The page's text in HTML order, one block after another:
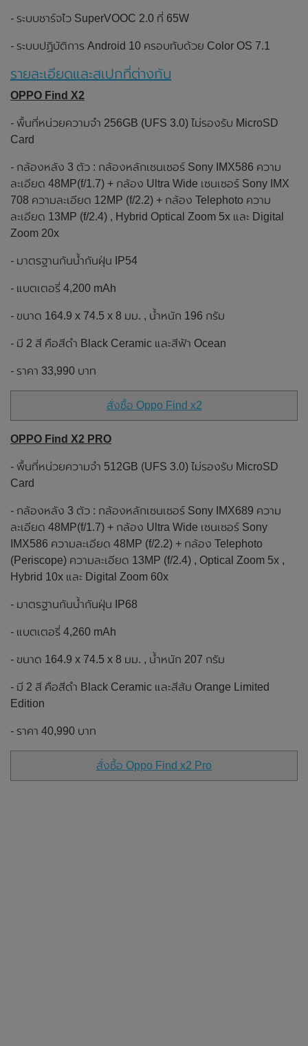
- ระบบชาร์จไว SuperVOOC 2.0 ที่ 65W
- ระบบปฏิบัติการ Android 10 ครอบทับด้วย Color OS 7.1
รายละเอียดและสเปกที่ต่างกัน
OPPO Find X2
- พื้นที่หน่วยความจำ 256GB (UFS 3.0) ไม่รองรับ MicroSD
Card
- กล้องหลัง 3 ตัว : กล้องหลักเซนเซอร์ Sony IMX586 ความ
ละเอียด 48MP(f/1.7) + กล้อง Ultra Wide เซนเซอร์ Sony IMX
708 ความละเอียด 12MP (f/2.2) + กล้อง Telephoto ความ
ละเอียด 13MP (f/2.4) , Hybrid Optical Zoom 5x และ Digital
Zoom 20x
- มาตรฐานกันน้ำกันฝุ่น IP54
- แบตเตอรี่ 4,200 mAh
- ขนาด 164.9 x 74.5 x 8 มม. , น้ำหนัก 196 กรัม
- มี 2 สี คือสีดำ Black Ceramic และสีฟ้า Ocean
- ราคา 33,990 บาท
สั่งซื้อ Oppo Find x2
OPPO Find X2 PRO
- พื้นที่หน่วยความจำ 512GB (UFS 3.0) ไม่รองรับ MicroSD
Card
- กล้องหลัง 3 ตัว : กล้องหลักเซนเซอร์ Sony IMX689 ความ
ละเอียด 48MP(f/1.7) + กล้อง Ultra Wide เซนเซอร์ Sony
IMX586 ความละเอียด 48MP (f/2.2) + กล้อง Telephoto
(Periscope) ความละเอียด 13MP (f/2.4) , Optical Zoom 5x ,
Hybrid 10x และ Digital Zoom 60x
- มาตรฐานกันน้ำกันฝุ่น IP68
- แบตเตอรี่ 4,260 mAh
- ขนาด 164.9 x 74.5 x 8 มม. , น้ำหนัก 207 กรัม
- มี 2 สี คือสีดำ Black Ceramic และสีส้ม Orange Limited
Edition
- ราคา 40,990 บาท
สั่งซื้อ Oppo Find x2 Pro